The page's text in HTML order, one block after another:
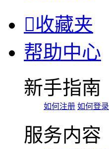
收藏夹
帮助中心
新手指南
如何注册 如何登录
服务内容